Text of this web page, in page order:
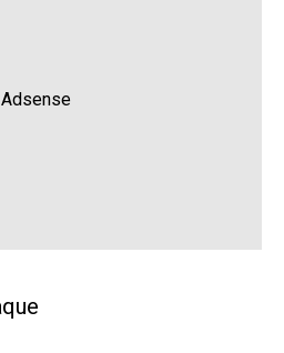
Adsense